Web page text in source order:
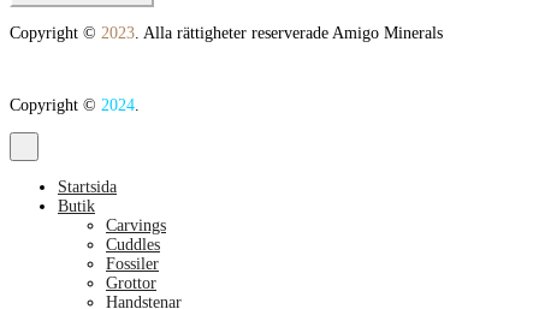
Copyright © 2023. Alla rättigheter reserverade Amigo Minerals
Copyright © 2024.
Startsida
Butik
Carvings
Cuddles
Fossiler
Grottor
Handstenar